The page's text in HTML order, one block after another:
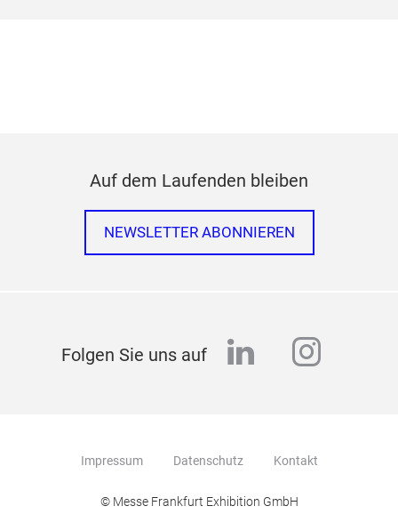
Auf dem Laufenden bleiben
NEWSLETTER ABONNIEREN
Folgen Sie uns auf linkedin
Impressum Datenschutz Kontakt
© Messe Frankfurt Exhibition GmbH